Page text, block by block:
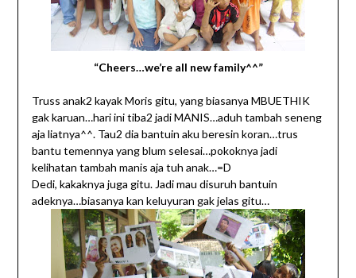
“Cheers…we’re all new family^^”
Truss anak2 kayak Moris gitu, yang biasanya MBUETHIK
gak karuan…hari ini tiba2 jadi MANIS…aduh tambah seneng
aja liatnya^^. Tau2 dia bantuin aku beresin koran…trus
bantu temennya yang blum selesai…pokoknya jadi
kelihatan tambah manis aja tuh anak…=D
Dedi, kakaknya juga gitu. Jadi mau disuruh bantuin
adeknya…biasanya kan keluyuran gak jelas gitu…